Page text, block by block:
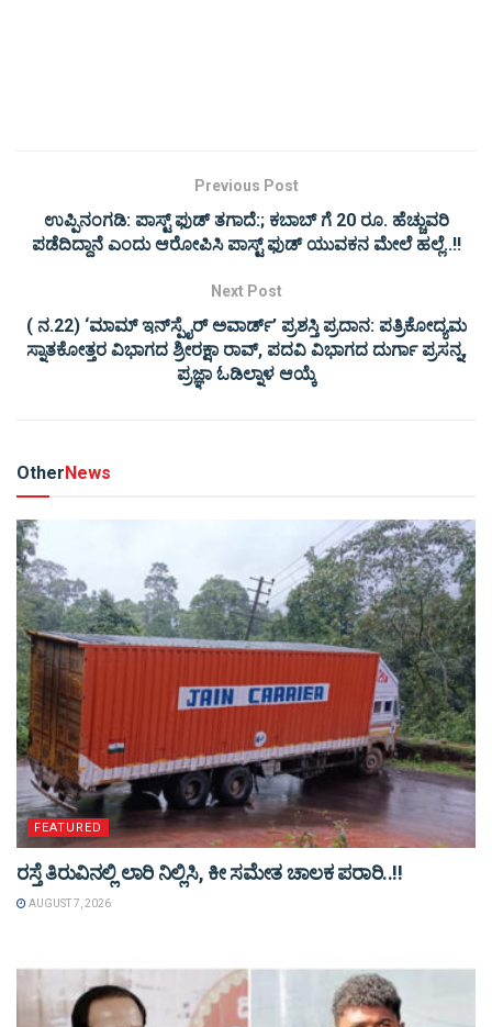
Previous Post
ಉಪ್ಪಿನಂಗಡಿ: ಪಾಸ್ಟ್ ಫುಡ್ ತಗಾದೆ:; ಕಬಾಬ್ ಗೆ 20 ರೂ. ಹೆಚ್ಚುವರಿ
ಪಡೆದಿದ್ದಾನೆ ಎಂದು ಆರೋಪಿಸಿ ಪಾಸ್ಟ್ ಫುಡ್ ಯುವಕನ ಮೇಲೆ ಹಲ್ಲೆ..!!
Next Post
( ನ.22) ‘ಮಾಮ್ ಇನ್‌ಸ್ಪೈರ್ ಅವಾರ್ಡ್’ ಪ್ರಶಸ್ತಿ ಪ್ರದಾನ: ಪತ್ರಿಕೋದ್ಯಮ
ಸ್ನಾತಕೋತ್ತರ ವಿಭಾಗದ ಶ್ರೀರಕ್ಷಾ ರಾವ್, ಪದವಿ ವಿಭಾಗದ ದುರ್ಗಾ ಪ್ರಸನ್ನ,
ಪ್ರಜ್ಞಾ ಓಡಿಲ್ನಾಳ ಆಯ್ಕೆ
Other News
FEATURED
ರಸ್ತೆ ತಿರುವಿನಲ್ಲಿ ಲಾರಿ ನಿಲ್ಲಿಸಿ, ಕೀ ಸಮೇತ ಚಾಲಕ ಪರಾರಿ..!!
AUGUST 7, 2026